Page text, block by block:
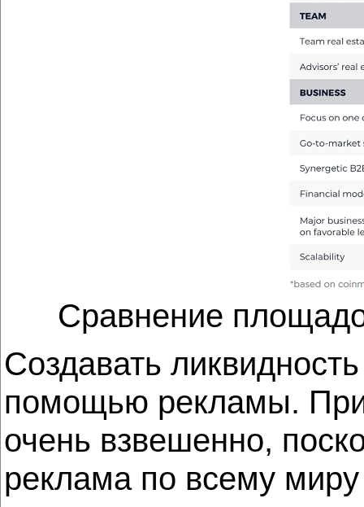
Сравнение
Создавать
помощью рекламы. При
очень взвешенно,
реклама по всему